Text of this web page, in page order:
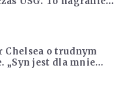
Chelsea o trudnym
„Syn jest dla mnie
niż sportowe trofea”